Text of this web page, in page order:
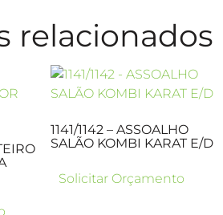
relacionados
1141/1142 – ASSOALHO
SALÃO KOMBI KARAT E/D
Solicitar Orçamento